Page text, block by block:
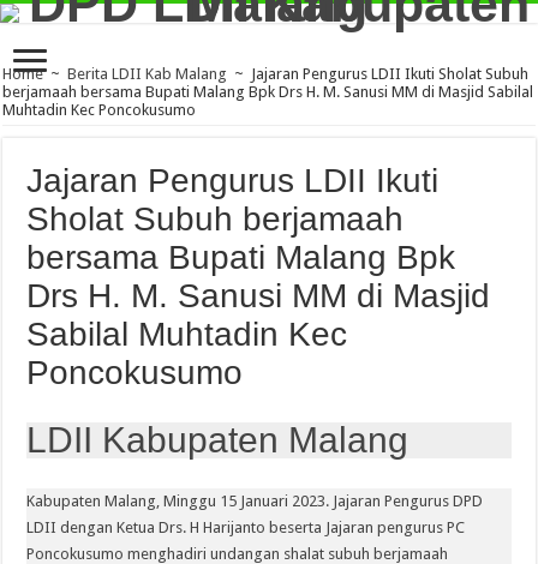
Home ~ Berita LDII Kab Malang ~ Jajaran Pengurus LDII Ikuti Sholat Subuh
berjamaah bersama Bupati Malang Bpk Drs H. M. Sanusi MM di Masjid Sabilal
Muhtadin Kec Poncokusumo
Jajaran Pengurus LDII Ikuti
Sholat Subuh berjamaah
bersama Bupati Malang Bpk
Drs H. M. Sanusi MM di Masjid
Sabilal Muhtadin Kec
Poncokusumo
LDII Kabupaten Malang
Kabupaten Malang, Minggu 15 Januari 2023. Jajaran Pengurus DPD
LDII dengan Ketua Drs. H Harijanto beserta Jajaran pengurus PC
Poncokusumo menghadiri undangan shalat subuh berjamaah